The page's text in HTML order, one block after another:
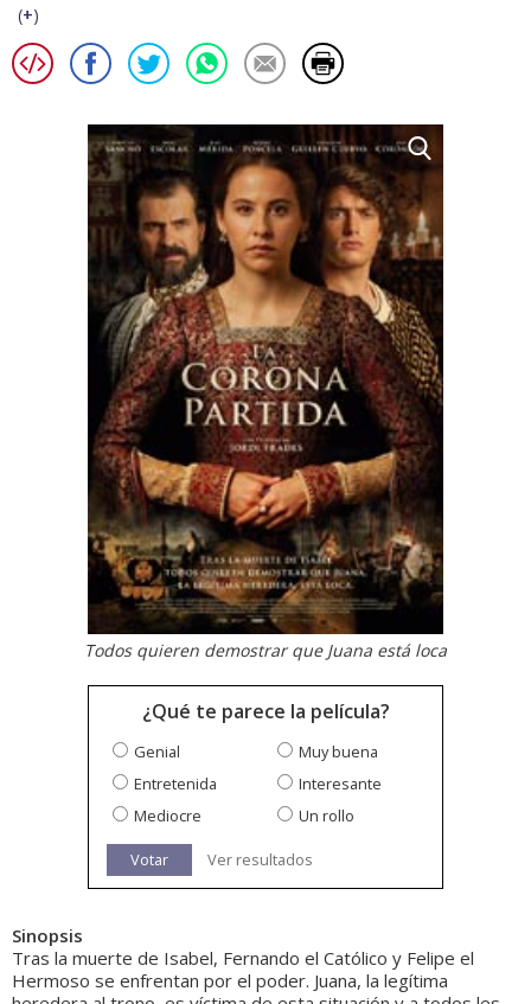
(+)
Todos quieren demostrar que Juana está loca
¿Qué te parece la película?
Genial
Muy buena
Entretenida
Interesante
Mediocre
Un rollo
Votar Ver resultados
Sinopsis
Tras la muerte de Isabel, Fernando el Católico y Felipe el
Hermoso se enfrentan por el poder. Juana, la legítima